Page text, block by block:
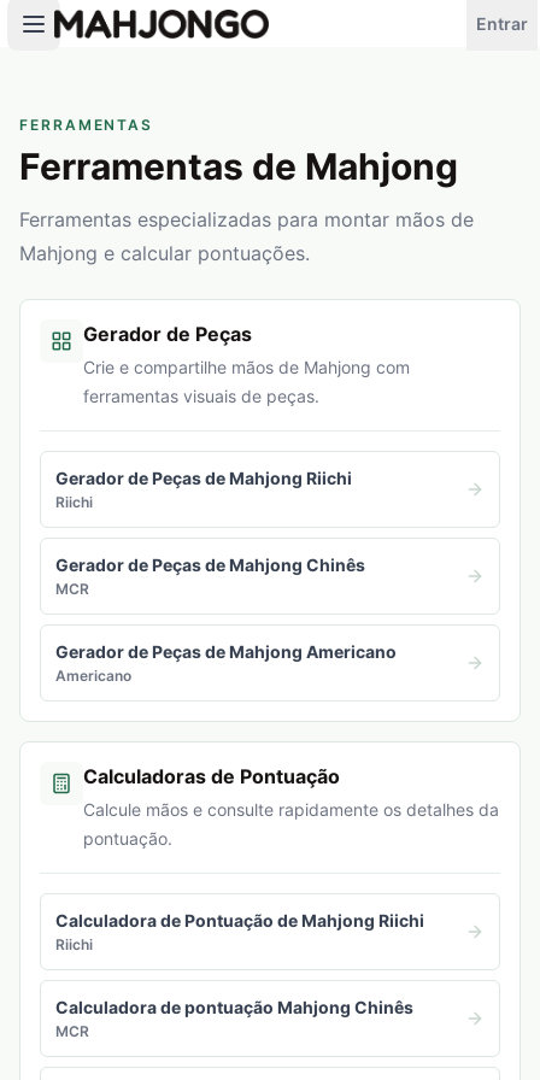
Entrar
FERRAMENTAS
Ferramentas de Mahjong
Ferramentas especializadas para montar mãos de
Mahjong e calcular pontuações.
Gerador de Peças
Crie e compartilhe mãos de Mahjong com
ferramentas visuais de peças.
Gerador de Peças de Mahjong Riichi
Riichi
Gerador de Peças de Mahjong Chinês
MCR
Gerador de Peças de Mahjong Americano
Americano
Calculadoras de Pontuação
Calcule mãos e consulte rapidamente os detalhes da
pontuação.
Calculadora de Pontuação de Mahjong Riichi
Riichi
Calculadora de pontuação Mahjong Chinês
MCR